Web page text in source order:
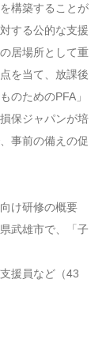
構築することが
する公的な支援
居場所として重
を当て、放課後
のためのPFA」
保ジャパンが培
事前の備えの促
け研修の概要
武雄市で、「子
援員など（43